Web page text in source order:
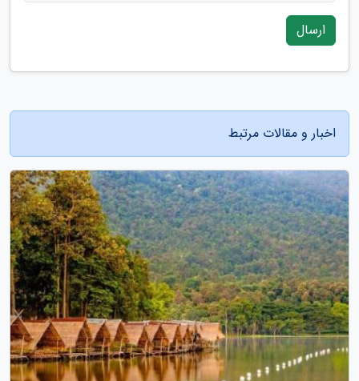
ارسال
اخبار و مقالات مرتبط